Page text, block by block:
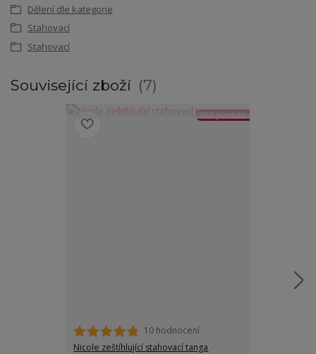
Dělení dle kategorie
Stahovací
Stahovací
Související zboží 7
TOP produkt
10 hodnocení
Nicole zeštíhlující stahovací tanga